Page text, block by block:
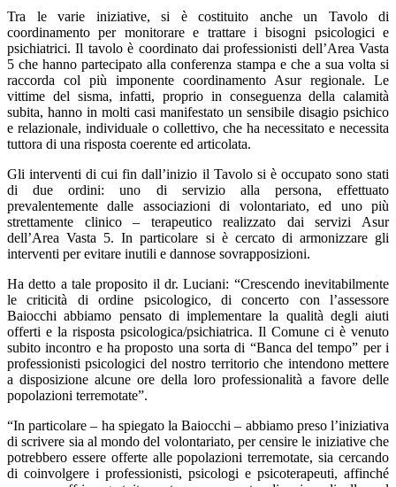
Tra le varie iniziative, si è costituito anche un Tavolo di
coordinamento per monitorare e trattare i bisogni psicologici e
psichiatrici. Il tavolo è coordinato dai professionisti dell’Area Vasta
5 che hanno partecipato alla conferenza stampa e che a sua volta si
raccorda col più imponente coordinamento Asur regionale. Le
vittime del sisma, infatti, proprio in conseguenza della calamità
subita, hanno in molti casi manifestato un sensibile disagio psichico
e relazionale, individuale o collettivo, che ha necessitato e necessita
tuttora di una risposta coerente ed articolata.
Gli interventi di cui fin dall’inizio il Tavolo si è occupato sono stati
di due ordini: uno di servizio alla persona, effettuato
prevalentemente dalle associazioni di volontariato, ed uno più
strettamente clinico – terapeutico realizzato dai servizi Asur
dell’Area Vasta 5. In particolare si è cercato di armonizzare gli
interventi per evitare inutili e dannose sovrapposizioni.
Ha detto a tale proposito il dr. Luciani: “Crescendo inevitabilmente
le criticità di ordine psicologico, di concerto con l’assessore
Baiocchi abbiamo pensato di implementare la qualità degli aiuti
offerti e la risposta psicologica/psichiatrica. Il Comune ci è venuto
subito incontro e ha proposto una sorta di “Banca del tempo” per i
professionisti psicologici del nostro territorio che intendono mettere
a disposizione alcune ore della loro professionalità a favore delle
popolazioni terremotate”.
“In particolare – ha spiegato la Baiocchi – abbiamo preso l’iniziativa
di scrivere sia al mondo del volontariato, per censire le iniziative che
potrebbero essere offerte alle popolazioni terremotate, sia cercando
di coinvolgere i professionisti, psicologi e psicoterapeuti, affinché